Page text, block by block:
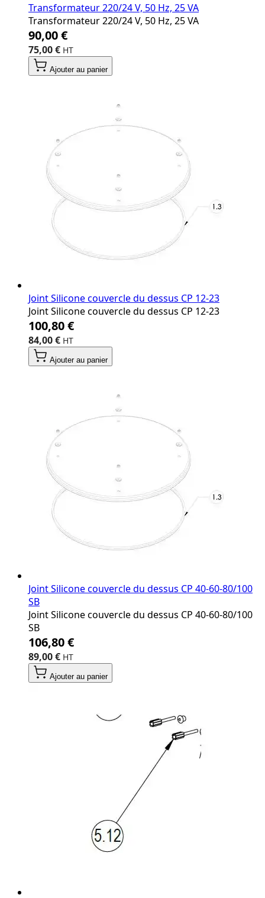
Transformateur 220/24 V, 50 Hz, 25 VA
Transformateur 220/24 V, 50 Hz, 25 VA
90,00 €
75,00 €
Ajouter au panier
Joint Silicone couvercle du dessus CP 12‐23
Joint Silicone couvercle du dessus CP 12‐23
100,80 €
84,00 €
Ajouter au panier
Joint Silicone couvercle du dessus CP 40‐60‐80/100
SB
Joint Silicone couvercle du dessus CP 40‐60‐80/100
SB
106,80 €
89,00 €
Ajouter au panier